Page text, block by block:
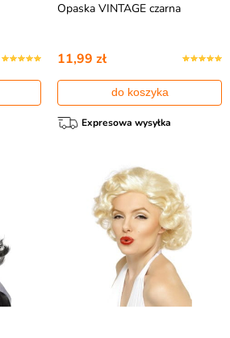
Opaska VINTAGE czarna
11,99 zł
do koszyka
Expresowa wysyłka